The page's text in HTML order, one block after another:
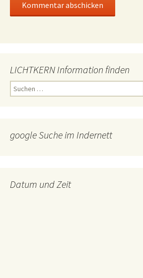
LICHTKERN Information finden
Suchen
nach:
google Suche im Indernett
Datum und Zeit